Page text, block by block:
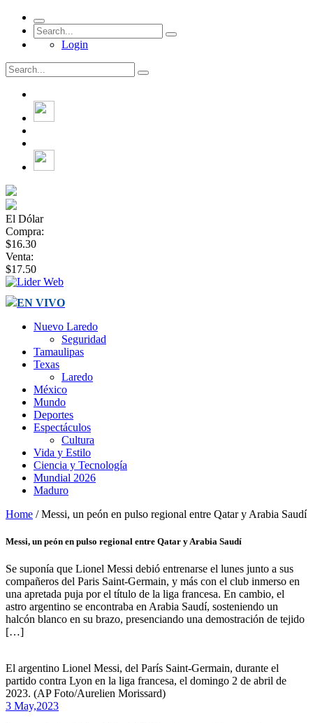
Login
El Dólar
Compra:
$16.30
Venta:
$17.50
EN VIVO
Nuevo Laredo
Seguridad
Tamaulipas
Texas
Laredo
México
Mundo
Deportes
Espectáculos
Cultura
Vida y Estilo
Ciencia y Tecnología
Mundial 2026
Maduro
Home / Messi, un peón en pulso regional entre Qatar y Arabia Saudí
Messi, un peón en pulso regional entre Qatar y Arabia Saudí
Se suponía que Lionel Messi debió entrenarse el lunes junto a sus
compañeros del Paris Saint-Germain, y más con el club inmerso en
una apretada puja por el título de la liga francesa. En cambio, el
astro argentino se encontraba en Arabia Saudí, sosteniendo un
halcón blanco en su brazo, presenciando una demostración de tejido
[…]
El argentino Lionel Messi, del París Saint-Germain, durante el
partido contra Lyon en la liga francesa, el domingo 2 de abril de
2023. (AP Foto/Aurelien Morissard)
3 May,2023